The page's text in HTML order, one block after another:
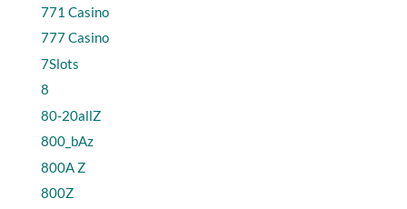
771 Casino
777 Casino
7Slots
8
80-20allZ
800_bAz
800A Z
800Z